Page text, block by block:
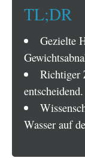
TL;DR
Gezielte
Richtiger
entscheidend.
Wasser auf